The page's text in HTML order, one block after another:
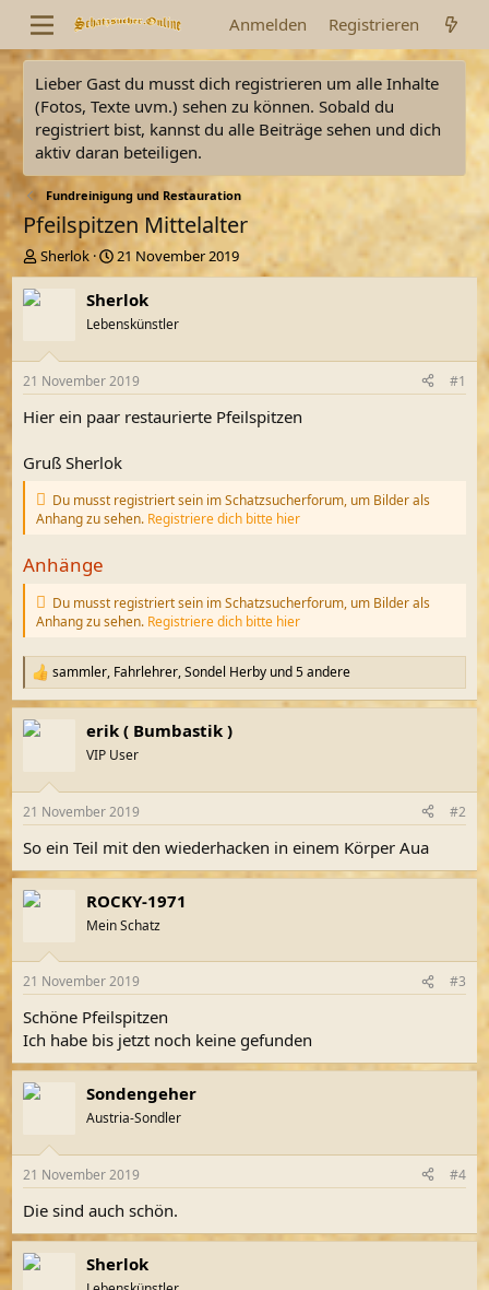
Anmelden Registrieren
Lieber Gast du musst dich registrieren um alle Inhalte
(Fotos, Texte uvm.) sehen zu können. Sobald du
registriert bist, kannst du alle Beiträge sehen und dich
aktiv daran beteiligen.
Fundreinigung und Restauration
Pfeilspitzen Mittelalter
E
r
s
l
e
r
Sherlok
E
r
s
e
l
t
a
21 November 2019
Sherlok
Lebenskünstler
21 November 2019 #1
Hier ein paar restaurierte Pfeilspitzen
Gruß Sherlok
Du musst registriert sein im Schatzsucherforum, um Bilder als
Anhang zu sehen. Registriere dich bitte hier
Anhänge
Du musst registriert sein im Schatzsucherforum, um Bilder als
Anhang zu sehen. Registriere dich bitte hier
R
e
a
k
e
:
sammler, Fahrlehrer,Sondel Herby und 5 andere
erik ( Bumbastik )
VIP User
21 November 2019 #2
So ein Teil mit den wiederhacken in einem Körper Aua
ROCKY-1971
Mein Schatz
21 November 2019 #3
Schöne Pfeilspitzen
Ich habe bis jetzt noch keine gefunden
Sondengeher
Austria-Sondler
21 November 2019 #4
Die sind auch schön.
Sherlok